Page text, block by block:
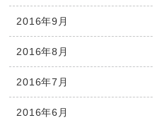
2016年9月
2016年8月
2016年7月
2016年6月